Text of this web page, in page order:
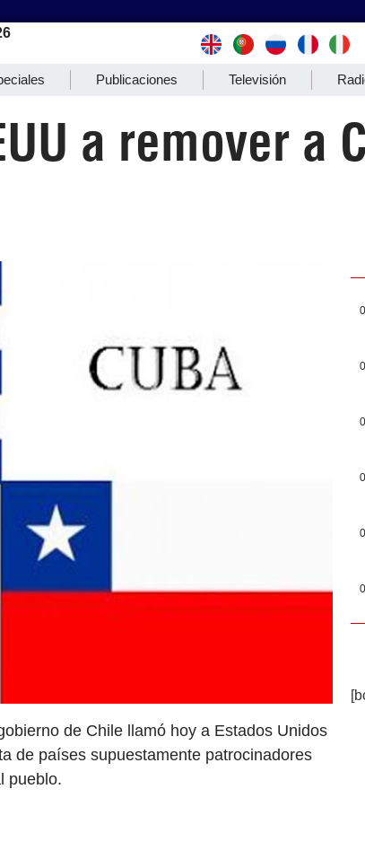
Publicaciones Televisión
a remover a
de Chile llamó hoy a Estados Unidos
de países supuestamente patrocinadores
pueblo.